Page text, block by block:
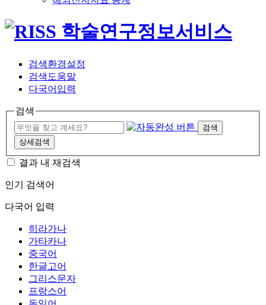
검색환경설정
검색도움말
다국어입력
검색
검색
상세검색
결과 내 재검색
인기 검색어
다국어 입력
히라가나
가타카나
중국어
한글고어
그리스문자
프랑스어